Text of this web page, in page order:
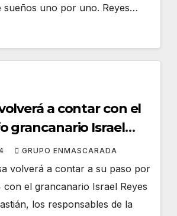
sueños uno por uno. Reyes…
a contar con el
grancanario Israel
GRUPO ENMASCARADA
volverá a contar a su paso por
con el grancanario Israel Reyes
los responsables de la